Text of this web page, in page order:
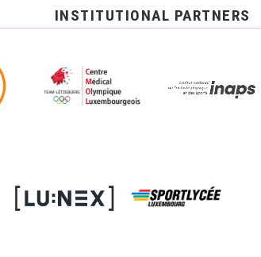
INSTITUTIONAL PARTNERS